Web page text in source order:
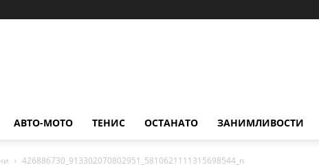
АВТО-МОТО ТЕНИС ОСТАНАТО ЗАНИМЛИВОСТИ
426886730_913302070802951_5810621111315698544_n